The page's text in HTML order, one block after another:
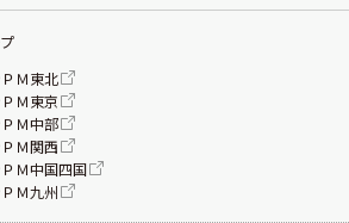
Ｍ東北
Ｍ東京
Ｍ中部
Ｍ関西
Ｍ中国四国
Ｍ九州